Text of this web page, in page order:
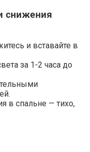
снижения
и вставайте в
за 1-2 часа до
в спальне — тихо,